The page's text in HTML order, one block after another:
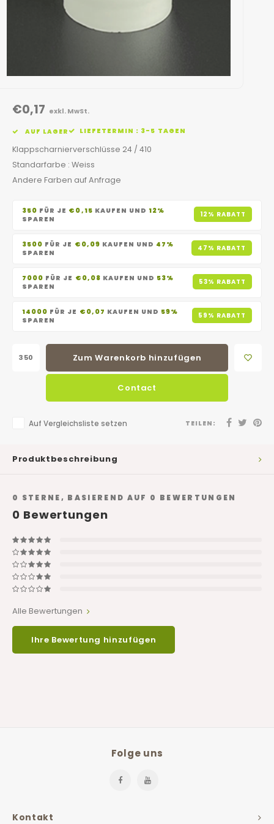
€0,17 exkl. MwSt.
AUF LAGER LIEFETERMIN : 3-5 TAGEN
Klappscharnierverschlüsse 24 / 410
Standarfarbe : Weiss
Andere Farben auf Anfrage
350 FÜR JE €0,15 KAUFEN UND 12%
SPAREN
12% RABATT
3500 FÜR JE €0,09 KAUFEN UND 47%
SPAREN
47% RABATT
7000 FÜR JE €0,08 KAUFEN UND 53%
SPAREN
53% RABATT
14000 FÜR JE €0,07 KAUFEN UND 59%
SPAREN
59% RABATT
Zum Warenkorb hinzufügen
Contact
Auf Vergleichsliste setzen TEILEN:
Produktbeschreibung
0 STERNE, BASIEREND AUF 0 BEWERTUNGEN
0 Bewertungen
Alle Bewertungen
Ihre Bewertung hinzufügen
Kontakt
Folge uns